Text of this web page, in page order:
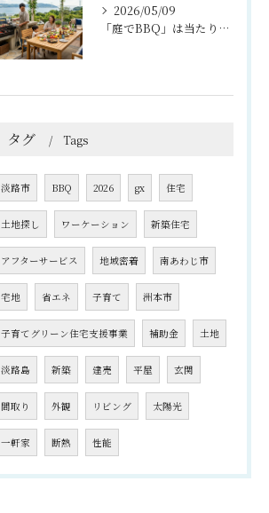
2026/05/09
「庭でBBQ」は当たり前？淡路島ライフを楽しむ外構プラン
タグ Tags
淡路市 BBQ 2026 gx 住宅
土地探し ワーケーション 新築住宅
アフターサービス 地域密着 南あわじ市
宅地 省エネ 子育て 洲本市
子育てグリーン住宅支援事業 補助金 土地
淡路島 新築 建売 平屋 玄関
間取り 外観 リビング 太陽光
一軒家 断熱 性能